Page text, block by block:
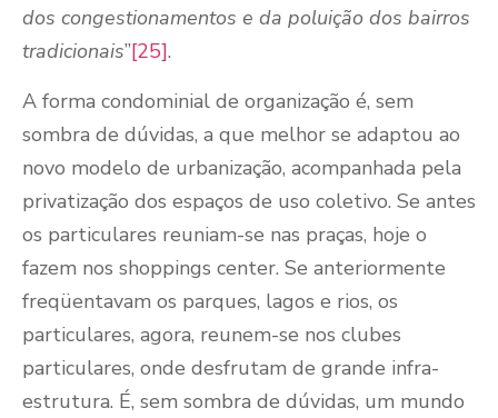
dos congestionamentos e da poluição dos bairros
tradicionais”[25].
A forma condominial de organização é, sem
sombra de dúvidas, a que melhor se adaptou ao
novo modelo de urbanização, acompanhada pela
privatização dos espaços de uso coletivo. Se antes
os particulares reuniam-se nas praças, hoje o
fazem nos shoppings center. Se anteriormente
freqüentavam os parques, lagos e rios, os
particulares, agora, reunem-se nos clubes
particulares, onde desfrutam de grande infra-
estrutura. É, sem sombra de dúvidas, um mundo